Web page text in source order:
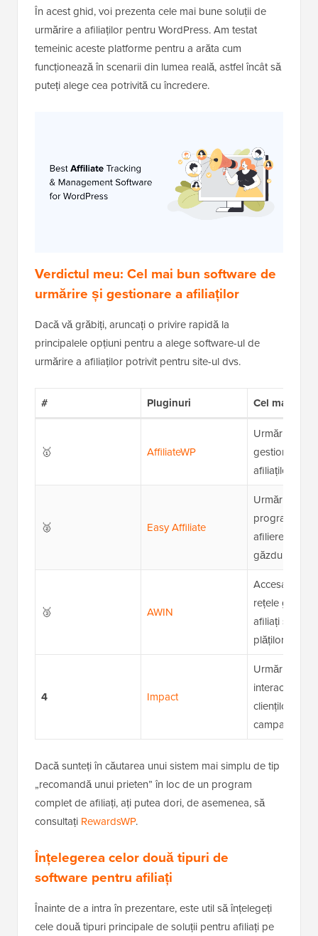
În acest ghid, voi prezenta cele mai bune soluții de
urmărire a afiliaților pentru WordPress. Am testat
temeinic aceste platforme pentru a arăta cum
funcționează în scenarii din lumea reală, astfel încât să
puteți alege cea potrivită cu încredere.
Verdictul meu: Cel mai bun software de
urmărire și gestionare a afiliaților
Dacă vă grăbiți, aruncați o privire rapidă la
principalele opțiuni pentru a alege software-ul de
urmărire a afiliaților potrivit pentru site-ul dvs.
# Pluginuri Cel mai bun
🥇 AffiliateWP
Urmărirea și
gestionarea
afiliaților
🥈 Easy Affiliate
Urmărirea
programelor
afiliere auto-
găzduite
🥉 AWIN
Accesarea
rețele
afiliați și
plăților
4 Impact
Urmărirea
interacțiunilor
clienților și a
campaniilor
Dacă sunteți în căutarea unui sistem mai simplu de tip
„recomandă unui prieten” în loc de un program
complet de afiliați, ați putea dori, de asemenea, să
consultați RewardsWP.
Înțelegerea celor două tipuri de
software pentru afiliați
Înainte de a intra în prezentare, este util să înțelegeți
cele două tipuri principale de soluții pentru afiliați pe